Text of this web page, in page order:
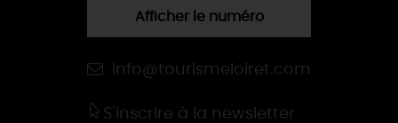
Afficher le numéro
info@tourismeloiret.com
S'inscrire à la newsletter